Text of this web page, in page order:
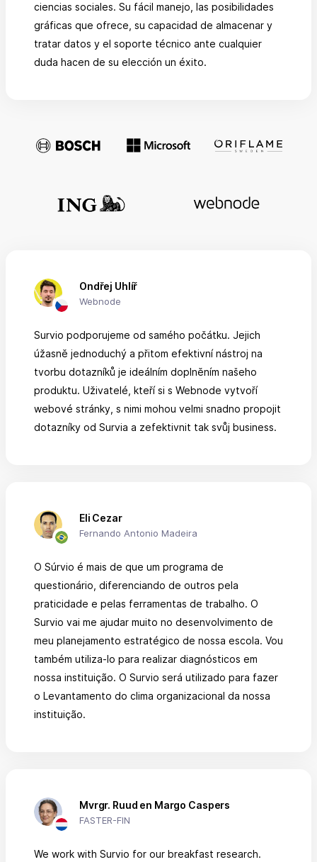
ciencias sociales. Su fácil manejo, las posibilidades
gráficas que ofrece, su capacidad de almacenar y
tratar datos y el soporte técnico ante cualquier
duda hacen de su elección un éxito.
Ondřej Uhlíř
Webnode
Survio podporujeme od samého počátku. Jejich
úžasně jednoduchý a přitom efektivní nástroj na
tvorbu dotazníků je ideálním doplněním našeho
produktu. Uživatelé, kteří si s Webnode vytvoří
webové stránky, s nimi mohou velmi snadno propojit
dotazníky od Survia a zefektivnit tak svůj business.
Eli Cezar
Fernando Antonio Madeira
O Súrvio é mais de que um programa de
questionário, diferenciando de outros pela
praticidade e pelas ferramentas de trabalho. O
Survio vai me ajudar muito no desenvolvimento de
meu planejamento estratégico de nossa escola. Vou
também utiliza-lo para realizar diagnósticos em
nossa instituição. O Survio será utilizado para fazer
o Levantamento do clima organizacional da nossa
instituição.
Mvrgr. Ruud en Margo Caspers
FASTER-FIN
We work with Survio for our breakfast research.